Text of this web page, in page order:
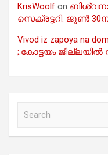
KrisWoolf on
സെക്രട്ടറി: ജൂൺ
Vivod iz zapoya na
;.കോട്ടയം